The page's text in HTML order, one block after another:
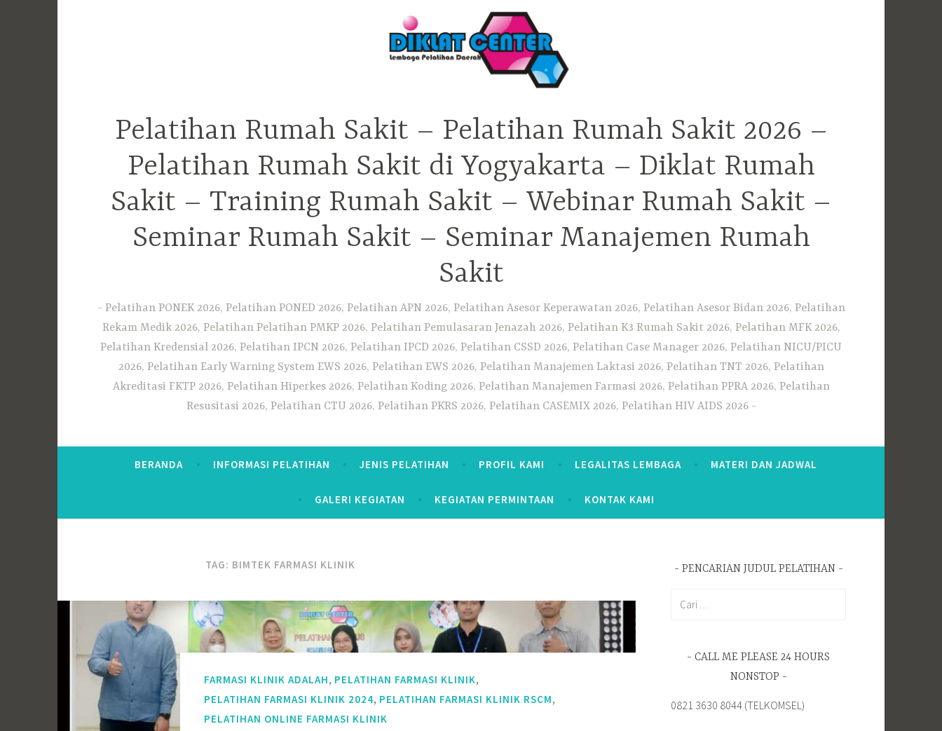
Pelatihan Rumah Sakit – Pelatihan Rumah Sakit 2026 –
Pelatihan Rumah Sakit di Yogyakarta – Diklat Rumah
Sakit – Training Rumah Sakit – Webinar Rumah Sakit –
Seminar Rumah Sakit – Seminar Manajemen Rumah
Sakit
Pelatihan PONEK 2026, Pelatihan PONED 2026, Pelatihan APN 2026, Pelatihan Asesor Keperawatan 2026, Pelatihan Asesor Bidan 2026, Pelatihan
Rekam Medik 2026, Pelatihan Pelatihan PMKP 2026, Pelatihan Pemulasaran Jenazah 2026, Pelatihan K3 Rumah Sakit 2026, Pelatihan MFK 2026,
Pelatihan Kredensial 2026, Pelatihan IPCN 2026, Pelatihan IPCD 2026, Pelatihan CSSD 2026, Pelatihan Case Manager 2026, Pelatihan NICU/PICU
2026, Pelatihan Early Warning System EWS 2026, Pelatihan EWS 2026, Pelatihan Manajemen Laktasi 2026, Pelatihan TNT 2026, Pelatihan
Akreditasi FKTP 2026, Pelatihan Hiperkes 2026, Pelatihan Koding 2026, Pelatihan Manajemen Farmasi 2026, Pelatihan PPRA 2026, Pelatihan
Resusitasi 2026, Pelatihan CTU 2026, Pelatihan PKRS 2026, Pelatihan CASEMIX 2026, Pelatihan HIV AIDS 2026
BERANDA INFORMASI PELATIHAN JENIS PELATIHAN PROFIL KAMI LEGALITAS LEMBAGA MATERI DAN JADWAL
GALERI KEGIATAN KEGIATAN PERMINTAAN KONTAK KAMI
TAG: BIMTEK FARMASI KLINIK
FARMASI KLINIK ADALAH, PELATIHAN FARMASI KLINIK,
PELATIHAN FARMASI KLINIK 2024, PELATIHAN FARMASI KLINIK RSCM,
PELATIHAN ONLINE FARMASI KLINIK
PENCARIAN JUDUL PELATIHAN
CALL ME PLEASE 24 HOURS
NONSTOP
0821 3630 8044 (TELKOMSEL)